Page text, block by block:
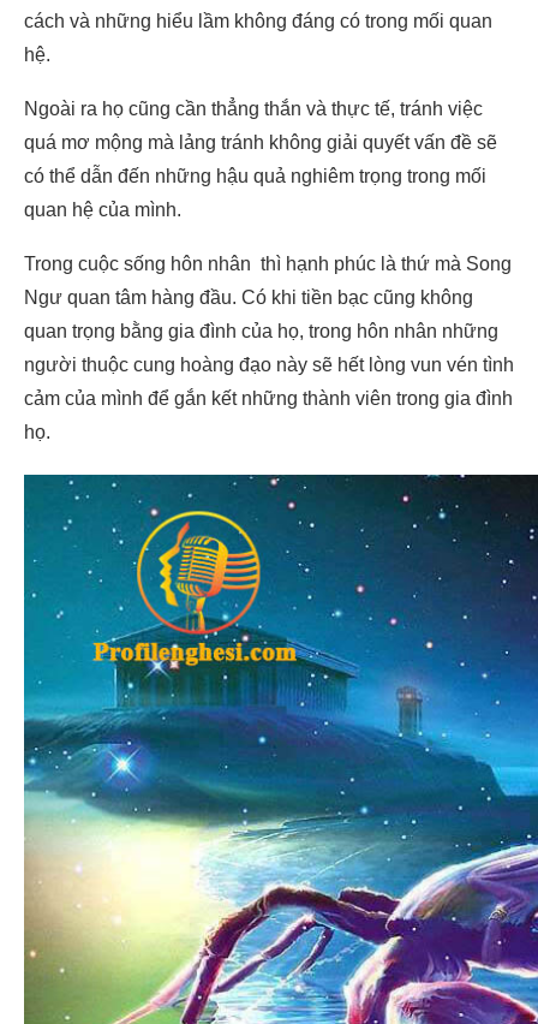
cách và những hiểu lầm không đáng có trong mối quan
hệ.
Ngoài ra họ cũng cần thẳng thắn và thực tế, tránh việc
quá mơ mộng mà lảng tránh không giải quyết vấn đề sẽ
có thể dẫn đến những hậu quả nghiêm trọng trong mối
quan hệ của mình.
Trong cuộc sống hôn nhân thì hạnh phúc là thứ mà Song
Ngư quan tâm hàng đầu. Có khi tiền bạc cũng không
quan trọng bằng gia đình của họ, trong hôn nhân những
người thuộc cung hoàng đạo này sẽ hết lòng vun vén tình
cảm của mình để gắn kết những thành viên trong gia đình
họ.